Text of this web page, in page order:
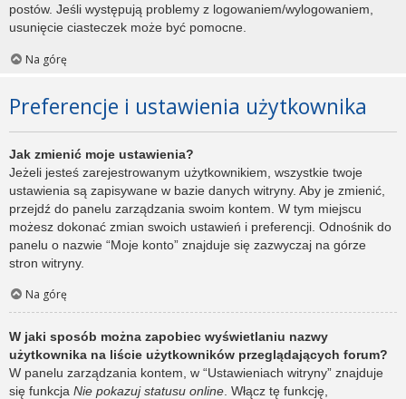
postów. Jeśli występują problemy z logowaniem/wylogowaniem,
usunięcie ciasteczek może być pomocne.
Na górę
Preferencje i ustawienia użytkownika
Jak zmienić moje ustawienia?
Jeżeli jesteś zarejestrowanym użytkownikiem, wszystkie twoje
ustawienia są zapisywane w bazie danych witryny. Aby je zmienić,
przejdź do panelu zarządzania swoim kontem. W tym miejscu
możesz dokonać zmian swoich ustawień i preferencji. Odnośnik do
panelu o nazwie “Moje konto” znajduje się zazwyczaj na górze
stron witryny.
Na górę
W jaki sposób można zapobiec wyświetlaniu nazwy
użytkownika na liście użytkowników przeglądających forum?
W panelu zarządzania kontem, w “Ustawieniach witryny” znajduje
się funkcja Nie pokazuj statusu online . Włącz tę funkcję,